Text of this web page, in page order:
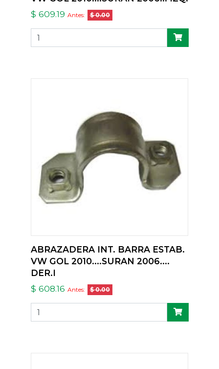
$ 609.19 Antes: $ 0.00
ABRAZADERA INT. BARRA ESTAB.
VW GOL 2010....SURAN 2006....
DER.I
$ 608.16 Antes: $ 0.00